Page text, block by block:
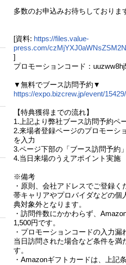
多数のお申込みお待ちしておりま
[資料: https://files.value-
press.com/
]
プロモーションコード：
▼無料でブース訪問予約▼
https://expo.bizcrew.jp/event/
【特典獲得までの流れ】
1.上記より弊社ブース訪問予約ペ
2.来場者登録ページのプロモーシ
を入力
3.ページ下部の「ブース訪問予約
4.当日来場のうえアポイント実施
※備考
・原則、会社アドレスでご登録
帯キャリアやプロバイダなどの個
典対象外となります。
・訪問件数にかかわらず、
1,500円です。
・プロモーションコードの入力
当日訪問された場合など条件を満
す。
・Amazonギフトカードは、上記